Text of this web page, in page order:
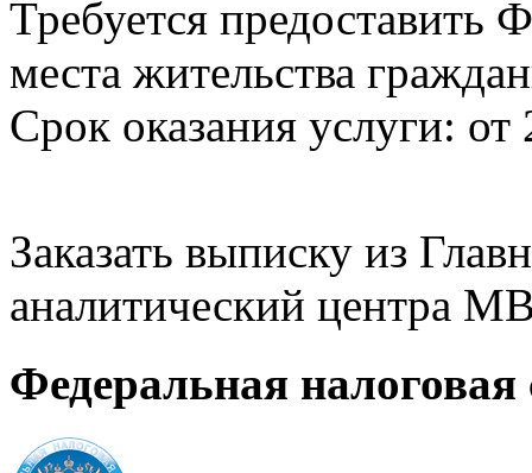
Требуется
места жительства
Срок оказания услуги: от
Заказать выписку из
аналитический центра
Федеральная налоговая